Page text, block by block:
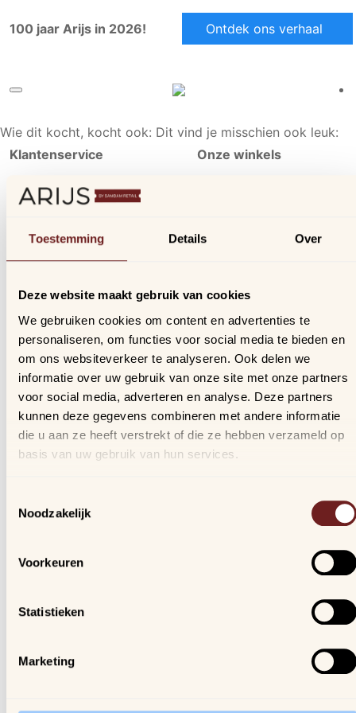
Toestemming Details Over
Deze website maakt gebruik van cookies
We gebruiken cookies om content en advertenties te
personaliseren, om functies voor social media te bieden en
om ons websiteverkeer te analyseren. Ook delen we
informatie over uw gebruik van onze site met onze partners
voor social media, adverteren en analyse. Deze partners
kunnen deze gegevens combineren met andere informatie
die u aan ze heeft verstrekt of die ze hebben verzameld op
basis van uw gebruik van hun services.
Noodzakelijk
Voorkeuren
Statistieken
Marketing
100 jaar Arijs in 2026! Ontdek ons verhaal
Wie dit kocht, kocht ook: Dit vind je misschien ook leuk:
Houtmarkt 6
Openingsuren winkel:
Klantenservice
Ons aanbod
Verzending & bezorging
Retourneren & ruilen
Online geschillen
Inloggen
Profiel
Bestellingen
Verlanglijstje
Veelgestelde vragen
Onze winkels
Samdam Nijvel
Nieuwsbrief
ontvang een kortingscode van 10%!